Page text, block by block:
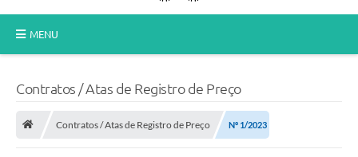
MENU
A Prefeitura
Contratos / Atas de Registro de Preço
Contratos / Atas de Registro de Preço Nº 1/2023